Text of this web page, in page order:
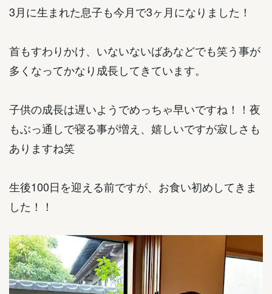
3月に生まれた息子も今月で3ヶ月になりました！
首もすわりかけ、いないないばあなどでも笑う事が
多くなってかなり成長してきています。
子供の成長は遅いようでめっちゃ早いですね！！夜
もぶっ通しで寝る事が増え、嬉しいですが寂しさも
ありますね笑
生後100日を迎える前ですが、お食い初めしてきま
した！！